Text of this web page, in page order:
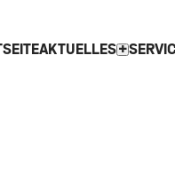
AKTUELLESexpand_more